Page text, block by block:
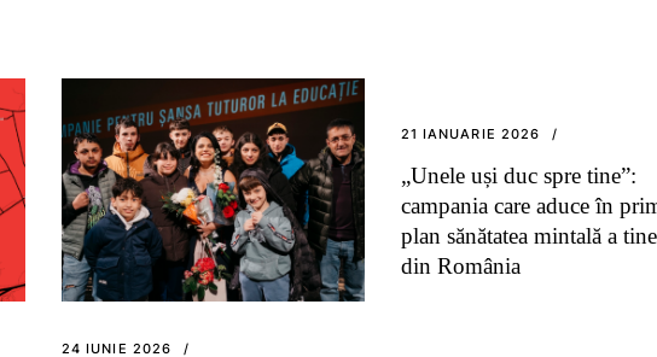
24 IUNIE 2026
21 IANUARIE 2026
„Unele uși duc spre tine”:
campania care aduce în
plan sănătatea mintală a
din România